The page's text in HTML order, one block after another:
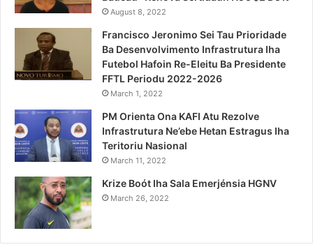
August 8, 2022
Francisco Jeronimo Sei Tau Prioridade
Ba Desenvolvimento Infrastrutura Iha
Futebol Hafoin Re-Eleitu Ba Presidente
FFTL Periodu 2022-2026
March 1, 2022
PM Orienta Ona KAFI Atu Rezolve
Infrastrutura Ne’ebe Hetan Estragus Iha
Teritoriu Nasional
March 11, 2022
Krize Boót Iha Sala Emerjénsia HGNV
March 26, 2022